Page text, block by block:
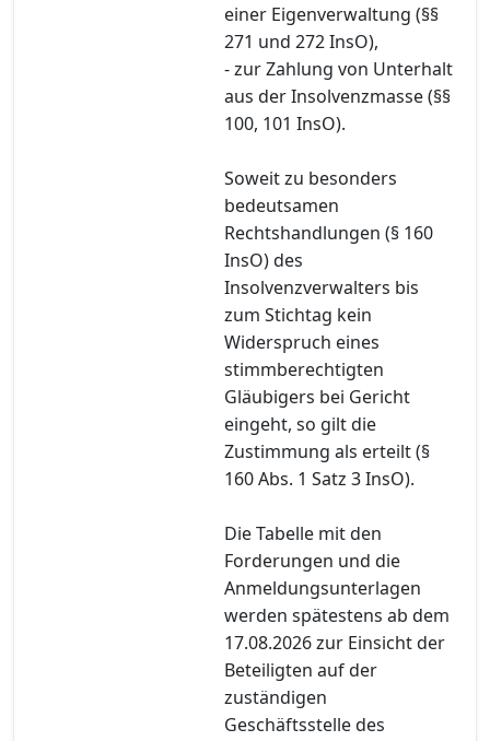
einer Eigenverwaltung (§§
271 und 272 InsO),
- zur Zahlung von Unterhalt
aus der Insolvenzmasse (§§
100, 101 InsO).
Soweit zu besonders
bedeutsamen
Rechtshandlungen (§ 160
InsO) des
Insolvenzverwalters bis
zum Stichtag kein
Widerspruch eines
stimmberechtigten
Gläubigers bei Gericht
eingeht, so gilt die
Zustimmung als erteilt (§
160 Abs. 1 Satz 3 InsO).
Die Tabelle mit den
Forderungen und die
Anmeldungsunterlagen
werden spätestens ab dem
17.08.2026 zur Einsicht der
Beteiligten auf der
zuständigen
Geschäftsstelle des